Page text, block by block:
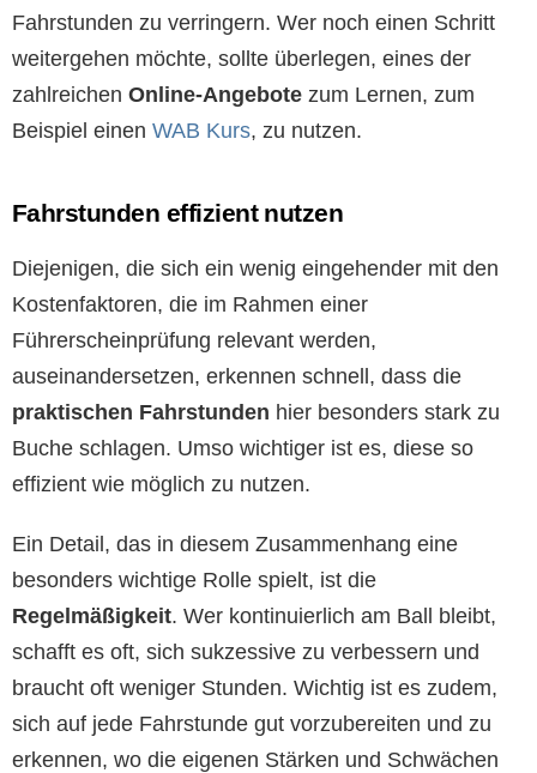
Fahrstunden zu verringern. Wer noch einen Schritt
weitergehen möchte, sollte überlegen, eines der
zahlreichen Online-Angebote zum Lernen, zum
Beispiel einen WAB Kurs, zu nutzen.
Fahrstunden effizient nutzen
Diejenigen, die sich ein wenig eingehender mit den
Kostenfaktoren, die im Rahmen einer
Führerscheinprüfung relevant werden,
auseinandersetzen, erkennen schnell, dass die
praktischen Fahrstunden hier besonders stark zu
Buche schlagen. Umso wichtiger ist es, diese so
effizient wie möglich zu nutzen.
Ein Detail, das in diesem Zusammenhang eine
besonders wichtige Rolle spielt, ist die
Regelmäßigkeit. Wer kontinuierlich am Ball bleibt,
schafft es oft, sich sukzessive zu verbessern und
braucht oft weniger Stunden. Wichtig ist es zudem,
sich auf jede Fahrstunde gut vorzubereiten und zu
erkennen, wo die eigenen Stärken und Schwächen